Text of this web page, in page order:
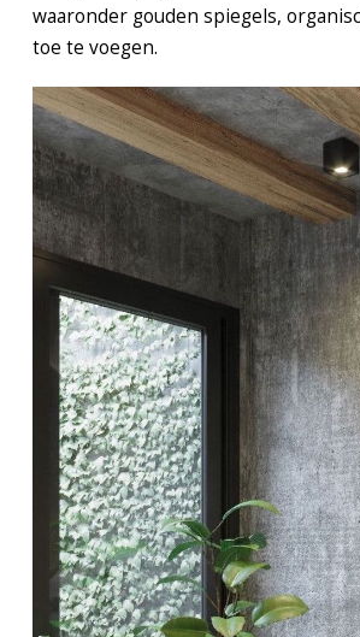
waaronder gouden spiegels,
toe te voegen.